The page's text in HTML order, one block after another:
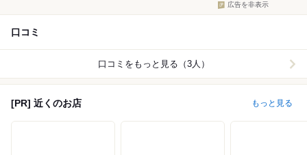
広告を非表示
口コミ
口コミをもっと見る（3人）
[PR] 近くのお店 もっと見る